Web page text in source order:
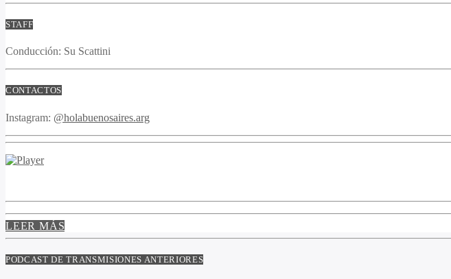
STAFF
Conducción: Su Scattini
CONTACTOS
Instagram: @holabuenosaires.arg
LEER MÁS
PODCAST DE TRANSMISIONES ANTERIORES